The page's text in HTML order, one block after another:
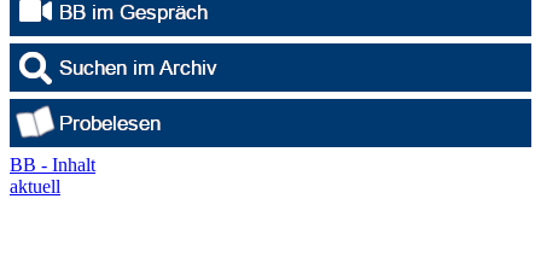
BB - Inhalt
aktuell